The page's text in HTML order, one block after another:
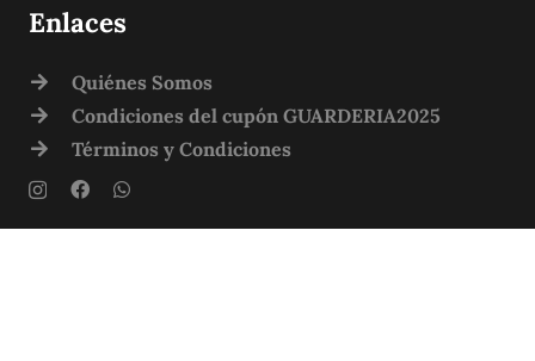
Enlaces
Quiénes Somos
Condiciones del cupón GUARDERIA2025
Términos y Condiciones